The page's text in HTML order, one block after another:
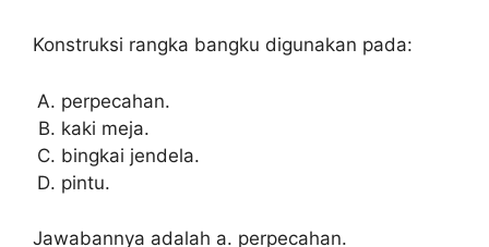
Konstruksi rangka bangku digunakan pada:
perpecahan.
kaki meja.
bingkai jendela.
pintu.
Jawabannya adalah a. perpecahan.